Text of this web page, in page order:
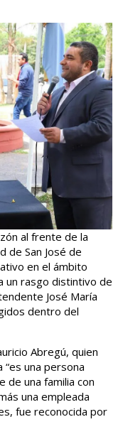
al frente de la
de San José de
en el ámbito
un rasgo distintivo de
José María
dentro del
Abregú, quien
una persona
de una familia con
una empleada
fue reconocida por